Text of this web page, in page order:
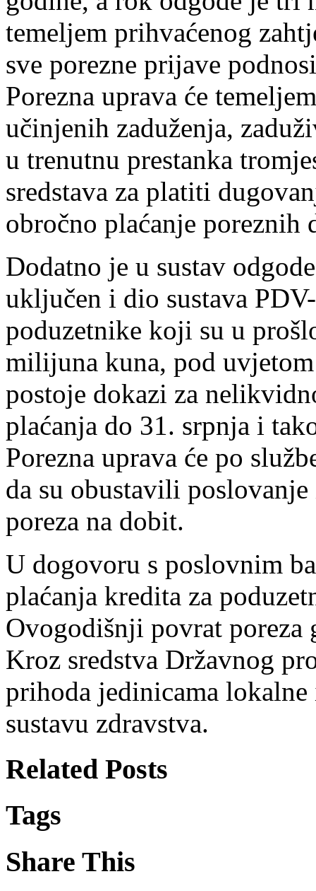
temeljem prihvaćenog
sve porezne prijave
Porezna uprava će
učinjenih zaduženja,
u trenutnu prestanka
sredstava za platiti
obročno plaćanje poreznih
Dodatno je u sustav
uključen i dio sustava
poduzetnike koji su u
milijuna kuna, pod
postoje dokazi za
plaćanja do 31. srpnja i
Porezna uprava će po
da su obustavili
poreza na dobit.
U dogovoru s poslovnim
plaćanja kredita za
Ovogodišnji povrat poreza
Kroz sredstva Državnog
prihoda jedinicama
sustavu zdravstva.
Related Posts
Tags
Share This